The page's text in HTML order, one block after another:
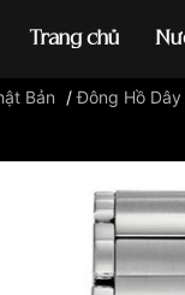
Trang chủ
Đồng
Bản /Đông Hồ Dây